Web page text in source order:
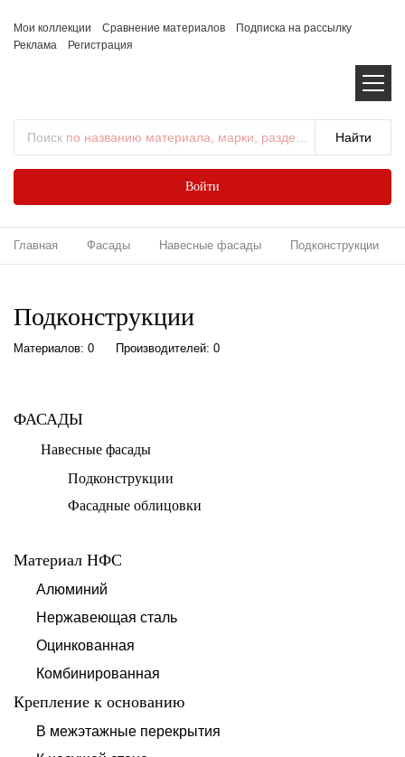
Мои коллекции Сравнение материалов
Подписка на рассылку
Реклама
Регистрация
Поиск по названию материала, марки, раздела...
Войти
Главная Фасады Навесные фасады Подконструкции
Подконструкции
Материалов: 0 Производителей: 0
ФАСАДЫ
Навесные фасады
Подконструкции
Фасадные облицовки
Материал НФС
Алюминий
Нержавеющая сталь
Оцинкованная
Комбинированная
Крепление к основанию
В межэтажные перекрытия